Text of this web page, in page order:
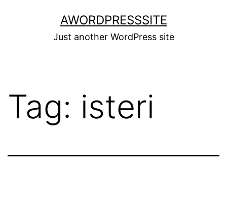
AWORDPRESSSITE
Just another WordPress site
Tag: isteri